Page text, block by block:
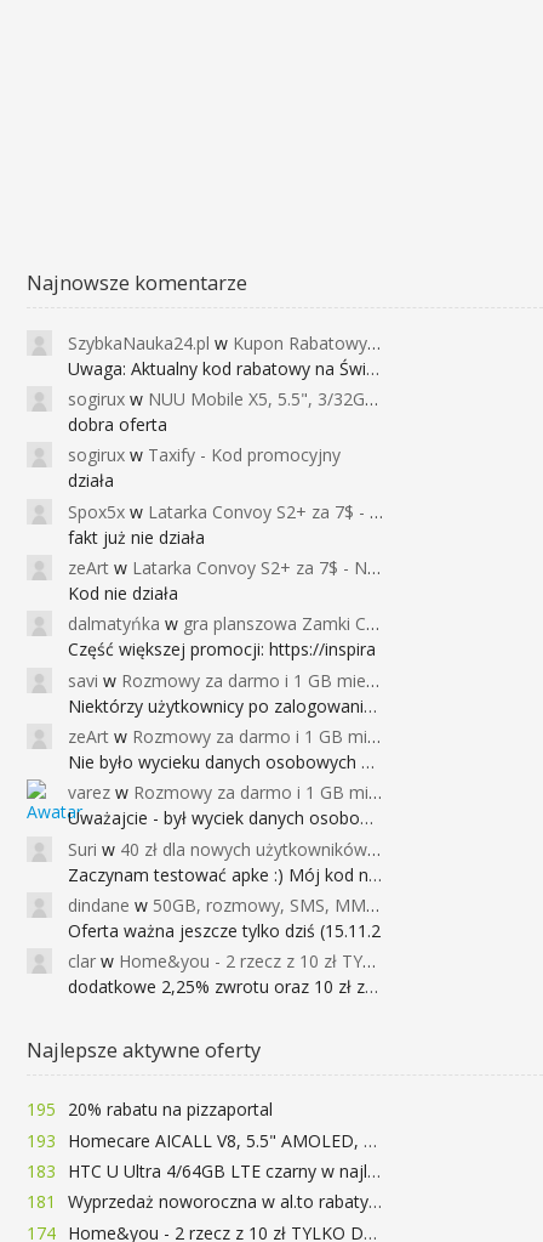
Najnowsze komentarze
SzybkaNauka24.pl w Kupon Rabatowy na Kurs Angielskiego dla Dzieci - FunEnglish
Uwaga: Aktualny kod rabatowy na Święta (
sogirux w NUU Mobile X5, 5.5", 3/32GB, czujnik linii papilarnych, 2950mAh, aparat 13MP za 267zł - Banggood
dobra oferta
sogirux w Taxify - Kod promocyjny
działa
Spox5x w Latarka Convoy S2+ za 7$ - Najniższa cena od 2017r
fakt już nie działa
zeArt w Latarka Convoy S2+ za 7$ - Najniższa cena od 2017r
Kod nie działa
dalmatyńka w gra planszowa Zamki Caladale za 39zł
Część większej promocji: https://inspira
savi w Rozmowy za darmo i 1 GB miesięcznie
Niektórzy użytkownicy po zalogowaniu do
zeArt w Rozmowy za darmo i 1 GB miesięcznie
Nie było wycieku danych osobowych a nieo
varez w Rozmowy za darmo i 1 GB miesięcznie
Uważajcie - był wyciek danych osobowych
Suri w 40 zł dla nowych użytkowników Google Pay (dawniej Android Pay)
Zaczynam testować apke :) Mój kod na 40
dindane w 50GB, rozmowy, SMS, MMS bez limitu przez 6 miesięcy za darmo za przeniesienie numeru do Play NEXT
Oferta ważna jeszcze tylko dziś (15.11.2
clar w Home&you - 2 rzecz z 10 zł TYLKO DZISIAJ
dodatkowe 2,25% zwrotu oraz 10 zł za r
Najlepsze aktywne oferty
195
20% rabatu na pizzaportal
193
Homecare AICALL V8, 5.5" AMOLED, 4/128GB, Snapdragon 652, LTE, QC3.0, 3400mAh za 416zł
183
HTC U Ultra 4/64GB LTE czarny w najlepszej cenie na rynku 799 zł!!!
181
Wyprzedaż noworoczna w al.to rabaty do 72%
174
Home&you - 2 rzecz z 10 zł TYLKO DZISIAJ